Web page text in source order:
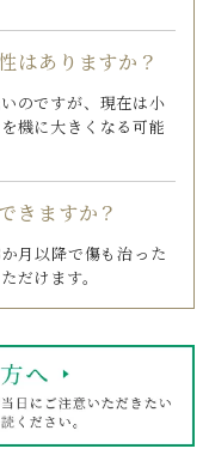
はありますか？
のですが、現在は小
機に大きくなる可能
きますか？
月以降で傷も治った
だけます。